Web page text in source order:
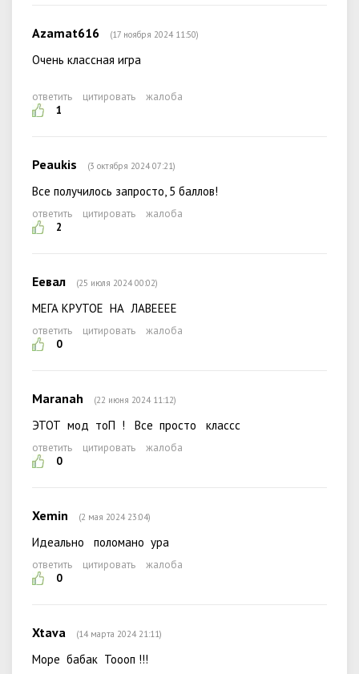
Azamat616 (17 ноября 2024 11:50)
Очень классная игра
ответить цитировать
жалоба
1
Peaukis (3 октября 2024 07:21)
Все получилось запросто, 5 баллов!
ответить цитировать
жалоба
2
Еевал (25 июля 2024 00:02)
МЕГА КРУТОЕ НА ЛАВЕЕЕЕ
ответить цитировать
жалоба
0
Maranah (22 июня 2024 11:12)
ЭТОТ мод тоП ! Все просто классс
ответить цитировать
жалоба
0
Xemin (2 мая 2024 23:04)
Идеально поломано ура
ответить цитировать
жалоба
0
Xtava (14 марта 2024 21:11)
Море бабак Тоооп !!!